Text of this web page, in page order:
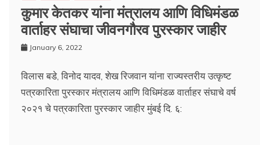
कुमार केतकर यांना मंत्रालय आणि विधिमंडळ
वार्ताहर संघाचा जीवनगौरव पुरस्कार जाहीर
January 6, 2022
विलास बडे, विनोद यादव, शेख रिजवान यांना राज्यस्तरीय उत्कृष्ट
पत्रकारिता पुरस्कार मंत्रालय आणि विधिमंडळ वार्ताहर संघाचे वर्ष
२०२१ चे पत्रकारिता पुरस्कार जाहीर मुंबई दि. ६: